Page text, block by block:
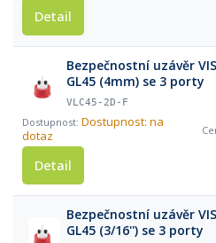
Detail
Bezpečnostní uzávěr
GL45 (4mm) se 3 porty
VLC45-2D-F
Dostupnost: na
dotaz
Detail
Bezpečnostní uzávěr
GL45 (3/16'') se 3 porty